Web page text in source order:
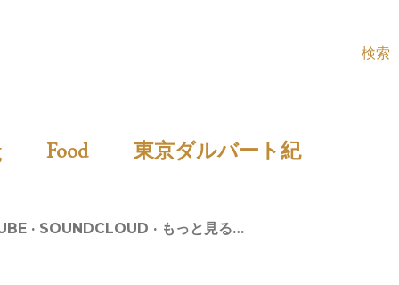
検索
Food 東京ダルバート紀
SOUNDCLOUD もっと見る…